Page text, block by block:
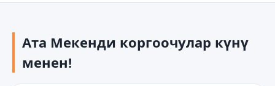
Кабарлар
Академия
Мүчөлөр
Ата Мекенди коргоочулар күнү
менен!